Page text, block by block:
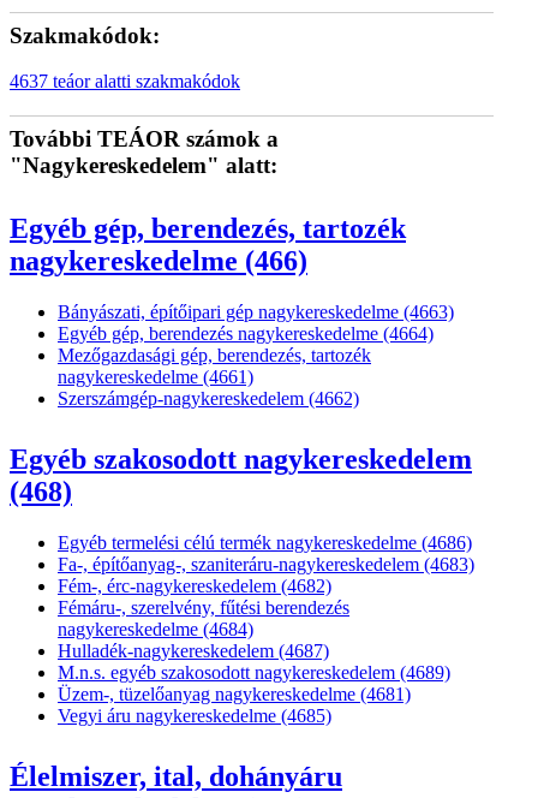
Szakmakódok:
4637 teáor alatti szakmakódok
További TEÁOR számok a
"Nagykereskedelem" alatt:
Egyéb gép, berendezés, tartozék
nagykereskedelme (466)
Bányászati, építőipari gép nagykereskedelme (4663)
Egyéb gép, berendezés nagykereskedelme (4664)
Mezőgazdasági gép, berendezés, tartozék
nagykereskedelme (4661)
Szerszámgép-nagykereskedelem (4662)
Egyéb szakosodott nagykereskedelem
(468)
Egyéb termelési célú termék nagykereskedelme (4686)
Fa-, építőanyag-, szaniteráru-nagykereskedelem (4683)
Fém-, érc-nagykereskedelem (4682)
Fémáru-, szerelvény, fűtési berendezés
nagykereskedelme (4684)
Hulladék-nagykereskedelem (4687)
M.n.s. egyéb szakosodott nagykereskedelem (4689)
Üzem-, tüzelőanyag nagykereskedelme (4681)
Vegyi áru nagykereskedelme (4685)
Élelmiszer, ital, dohányáru